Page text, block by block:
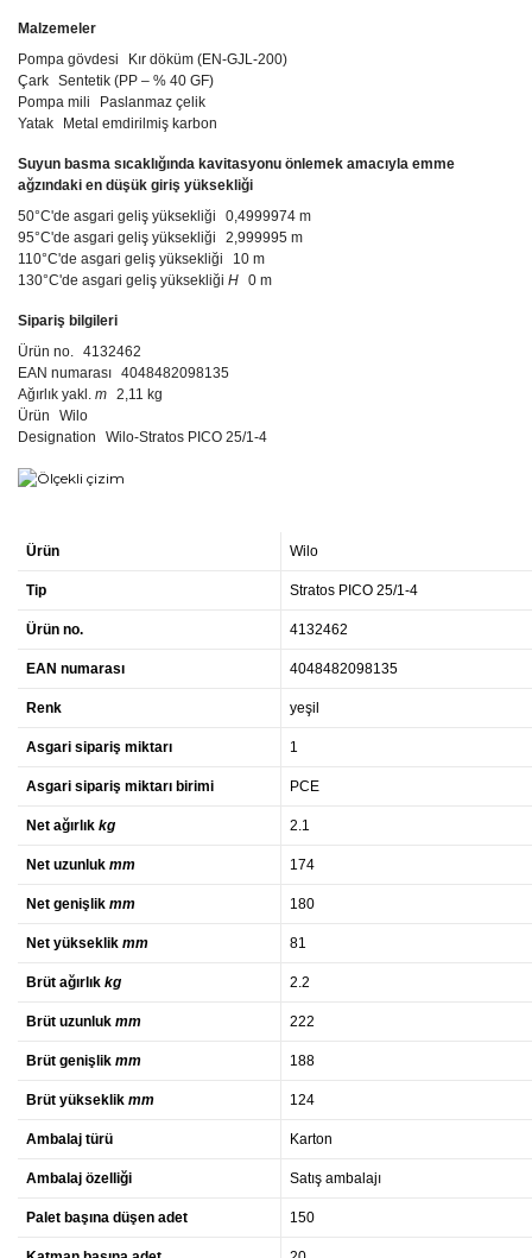
Malzemeler
Pompa gövdesi
Kır döküm (EN-GJL-200)
Çark Sentetik (PP – % 40 GF)
Pompa mili
Paslanmaz çelik
Yatak
Metal emdirilmiş karbon
Suyun basma sıcaklığında kavitasyonu önlemek amacıyla emme
ağzındaki en düşük giriş yüksekliği
50°C'de asgari geliş yüksekliği
0,4999974 m
95°C'de asgari geliş yüksekliği
2,999995 m
110°C'de asgari geliş yüksekliği
10 m
130°C'de asgari geliş yüksekliği H 0 m
Sipariş bilgileri
Ürün no.
4132462
EAN numarası 4048482098135
Ağırlık yakl. m 2,11 kg
Ürün
Wilo
Designation
Wilo-Stratos PICO 25/1-4
Ürün Wilo
Tip Stratos PICO 25/1-4
Ürün no. 4132462
EAN numarası 4048482098135
Renk yeşil
Asgari sipariş miktarı 1
Asgari sipariş miktarı birimi PCE
Net ağırlık kg 2.1
Net uzunluk mm 174
Net genişlik mm 180
Net yükseklik mm 81
Brüt ağırlık kg 2.2
Brüt uzunluk mm 222
Brüt genişlik mm 188
Brüt yükseklik mm 124
Ambalaj türü Karton
Ambalaj özelliği Satış ambalajı
Palet başına düşen adet 150